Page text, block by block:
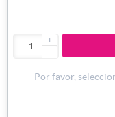
+
-
Por favor,